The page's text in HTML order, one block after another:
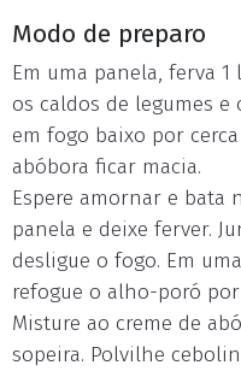
Modo de preparo
Em uma panela, ferva
os caldos de legumes e
em fogo baixo por
abóbora ficar macia.
Espere amornar e bata
panela e deixe ferver.
desligue o fogo. Em
refogue o alho-poró
Misture ao creme de
sopeira. Polvilhe